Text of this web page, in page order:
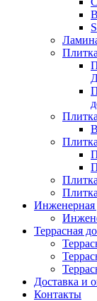
Инженерная
Террасная
Доставка и
Контакты